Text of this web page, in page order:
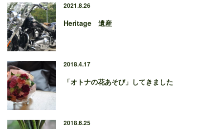
2021.8.26
Heritage 遺産
2018.4.17
「オトナの花あそび」してきました
2018.6.25